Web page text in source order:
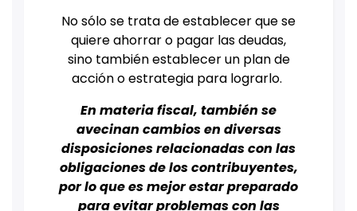
No sólo se trata de establecer que se
quiere ahorrar o pagar las deudas,
sino también establecer un plan de
acción o estrategia para lograrlo.
En materia fiscal, también se
avecinan cambios en diversas
disposiciones relacionadas con las
obligaciones de los contribuyentes,
por lo que es mejor estar preparado
para evitar problemas con las